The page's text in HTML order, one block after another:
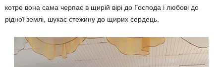
котре вона сама черпає в щирій вірі до Господа і любові до
рідної землі, шукає стежину до щирих сердець.